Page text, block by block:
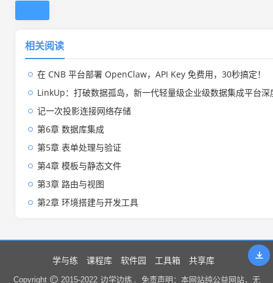
相关阅读
在 CNB 平台部署 OpenClaw，API Key 免费用，30秒搞定！
LinkUp：打破数据孤岛，新一代轻量级企业级数据集成平台深
记一次投影连接网络存储
第6章 数据库集成
第5章 表单处理与验证
第4章 模板与静态文件
第3章 路由与视图
第2章 环境搭建与开发工具
学与练 课程库 软件园 工具箱 共享库
Copyright 2015-2022 边学边练 . 免责声明：本网站纯公益网站，无